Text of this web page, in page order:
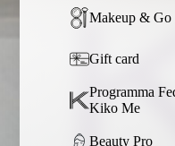
Makeup & Go
Gift card
Programma
Kiko Me
Beauty Pro